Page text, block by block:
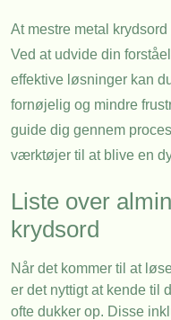
At mestre metal
Ved at udvide din
effektive løsninger kan
fornøjelig og mindre
guide dig gennem
værktøjer til at blive en
Liste over
krydsord
Når det kommer til at
er det nyttigt at kende til
ofte dukker op. Disse